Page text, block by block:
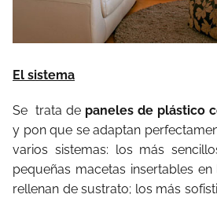
El sistema
Se trata de paneles de plástico
y pon que se adaptan
varios sistemas: los más
pequeñas macetas insertables
rellenan de sustrato; los más